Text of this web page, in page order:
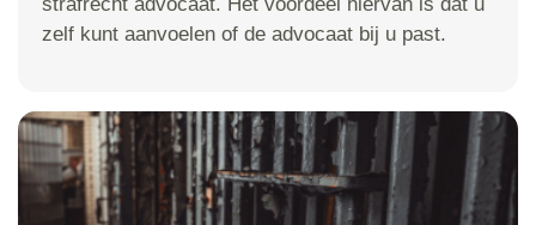
zelf kunt aanvoelen of de advocaat bij u past.